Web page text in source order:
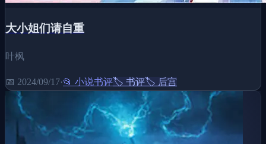
大小姐们请自重
叶枫
📅 2024/09/17·📂 小说书评🏷️ 书评🏷️ 后宫